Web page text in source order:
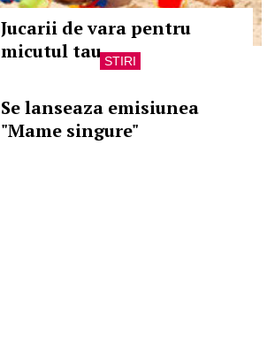
Jucarii de vara pentru
micutul tauSTIRI
Se lanseaza emisiunea
"Mame singure"